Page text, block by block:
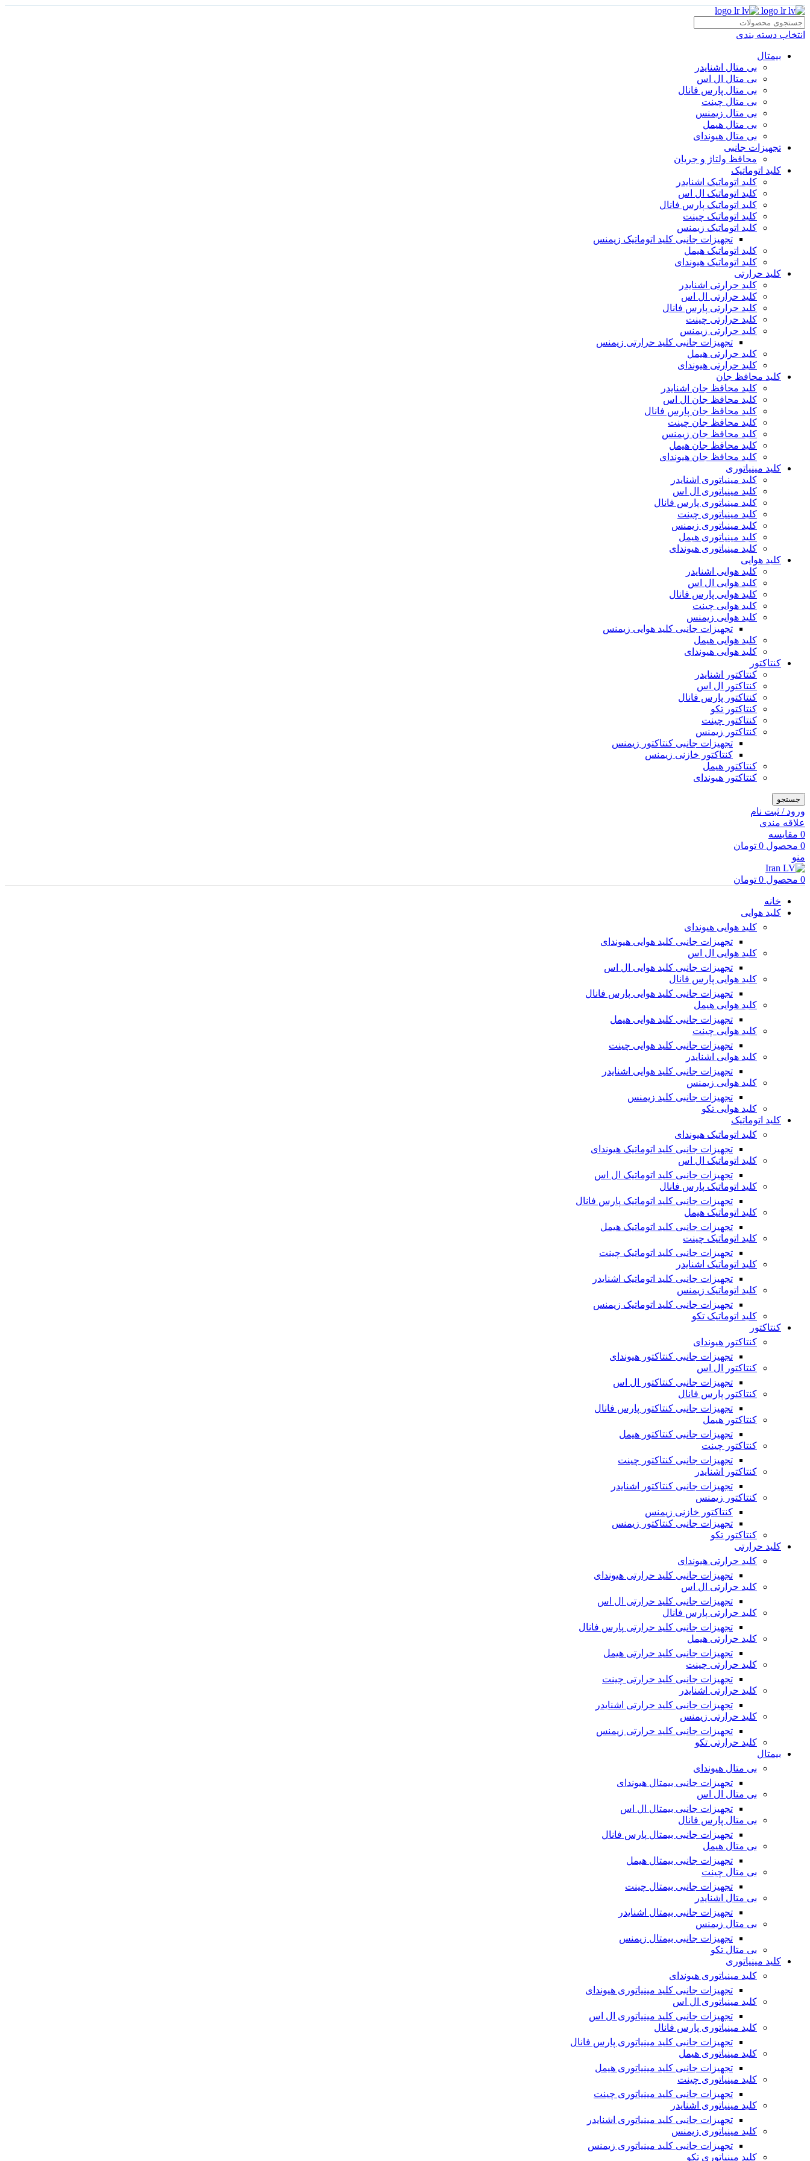
انتخاب دسته بندی
بیمتال
بی متال اشنایدر
بی متال ال اس
بی متال پارس فانال
بی متال چینت
بی متال زیمنس
بی متال هیمل
بی متال هیوندای
تجهیزات جانبی
محافظ ولتاژ و‌ جریان
کلید اتوماتیک
کلید اتوماتیک اشنایدر
کلید اتوماتیک ال اس
کلید اتوماتیک پارس فانال
کلید اتوماتیک چینت
کلید اتوماتیک زیمنس
تجهیزات جانبی کلید اتوماتیک زیمنس
کلید اتوماتیک هیمل
کلید اتوماتیک هیوندای
کلید حرارتی
کلید حرارتی اشنایدر
کلید حرارتی ال اس
کلید حرارتی پارس فانال
کلید حرارتی چینت
کلید حرارتی زیمنس
تجهیزات جانبی کلید حرارتی زیمنس
کلید حرارتی هیمل
کلید حرارتی هیوندای
کلید محافظ جان
کلید محافظ جان اشنایدر
کلید محافظ جان ال اس
کلید محافظ جان پارس فانال
کلید محافظ جان چینت
کلید محافظ جان زیمنس
کلید محافظ جان هیمل
کلید محافظ جان هیوندای
کلید مینیاتوری
کلید مینیاتوری اشنایدر
کلید مینیاتوری ال اس
کلید مینیاتوری پارس فانال
کلید مینیاتوری چینت
کلید مینیاتوری زیمنس
کلید مینیاتوری هیمل
کلید مینیاتوری هیوندای
کلید هوایی
کلید هوایی اشنایدر
کلید هوایی ال اس
کلید هوایی پارس فانال
کلید هوایی چینت
کلید هوایی زیمنس
تجهیزات جانبی کلید هوایی زیمنس
کلید هوایی هیمل
کلید هوایی هیوندای
کنتاکتور
کنتاکتور اشنایدر
کنتاکتور ال اس
کنتاکتور پارس فانال
کنتاکتور تکو
کنتاکتور چینت
کنتاکتور زیمنس
تجهیزات جانبی کنتاکتور زیمنس
کنتاکتور خازنی زیمنس
کنتاکتور هیمل
کنتاکتور هیوندای
جستجو
ورود / ثبت نام
علاقه مندی
0 مقایسه
0 محصول 0 تومان
منو
0 محصول 0 تومان
خانه
کلید هوایی
کلید هوایی هیوندای
تجهیزات جانبی کلید هوایی هیوندای
کلید هوایی ال اس
تجهیزات جانبی کلید هوایی ال اس
کلید هوایی پارس فانال
تجهیزات جانبی کلید هوایی پارس فانال
کلید هوایی هیمل
تجهیزات جانبی کلید هوایی هیمل
کلید هوایی چینت
تجهیزات جانبی کلید هوایی چینت
کلید هوایی اشنایدر
تجهیزات جانبی کلید هوایی اشنایدر
کلید هوایی زیمنس
تجهیزات جانبی کلید زیمنس
کلید هوایی تکو
کلید اتوماتیک
کلید اتوماتیک هیوندای
تجهیزات جانبی کلید اتوماتیک هیوندای
کلید اتوماتیک ال اس
تجهیزات جانبی کلید اتوماتیک ال اس
کلید اتوماتیک پارس فانال
تجهیزات جانبی کلید اتوماتیک پارس فانال
کلید اتوماتیک هیمل
تجهیزات جانبی کلید اتوماتیک هیمل
کلید اتوماتیک چینت
تجهیزات جانبی کلید اتوماتیک چینت
کلید اتوماتیک اشنایدر
تجهیزات جانبی کلید اتوماتیک اشنایدر
کلید اتوماتیک زیمنس
تجهیزات جانبی کلید اتوماتیک زیمنس
کلید اتوماتیک تکو
کنتاکتور
کنتاکتور هیوندای
تجهیزات جانبی کنتاکتور هیوندای
کنتاکتور ال اس
تجهیزات جانبی کنتاکتور ال اس
کنتاکتور پارس فانال
تجهیزات جانبی کنتاکتور پارس فانال
کنتاکتور هیمل
تجهیزات جانبی کنتاکتور هیمل
کنتاکتور چینت
تجهیزات جانبی کنتاکتور چینت
کنتاکتور اشنایدر
تجهیزات جانبی کنتاکتور اشنایدر
کنتاکتور زیمنس
کنتاکتور خازنی زیمنس
تجهیزات جانبی کنتاکتور زیمنس
کنتاکتور تکو
کلید حرارتی
کلید حرارتی هیوندای
تجهیزات جانبی کلید حرارتی هیوندای
کلید حرارتی ال اس
تجهیزات جانبی کلید حرارتی ال اس
کلید حرارتی پارس فانال
تجهیزات جانبی کلید حرارتی پارس فانال
کلید حرارتی هیمل
تجهیزات جانبی کلید حرارتی هیمل
کلید حرارتی چینت
تجهیزات جانبی کلید حرارتی چینت
کلید حرارتی اشنایدر
تجهیزات جانبی کلید حرارتی اشنایدر
کلید حرارتی زیمنس
تجهیزات جانبی کلید حرارتی زیمنس
کلید حرارتی تکو
بیمتال
بی متال هیوندای
تجهیزات جانبی بیمتال هیوندای
بی متال ال اس
تجهیزات جانبی بیمتال ال اس
بی متال پارس فانال
تجهیزات جانبی بیمتال پارس فانال
بی متال هیمل
تجهیزات جانبی بیمتال هیمل
بی متال چینت
تجهیزات جانبی بیمتال چینت
بی متال اشنایدر
تجهیزات جانبی بیمتال اشنایدر
بی متال زیمنس
تجهیزات جانبی بیمتال زیمنس
بی متال تکو
کلید مینیاتوری
کلید مینیاتوری هیوندای
تجهیزات جانبی کلید مینیاتوری هیوندای
کلید مینیاتوری ال اس
تجهیزات جانبی کلید مینیاتوری ال اس
کلید مینیاتوری پارس فانال
تجهیزات جانبی کلید مینیاتوری پارس فانال
کلید مینیاتوری هیمل
تجهیزات جانبی کلید مینیاتوری هیمل
کلید مینیاتوری چینت
تجهیزات جانبی کلید مینیاتوری چینت
کلید مینیاتوری اشنایدر
تجهیزات جانبی کلید مینیاتوری اشنایدر
کلید مینیاتوری زیمنس
تجهیزات جانبی کلید مینیاتوری زیمنس
کلید مینیاتوری تکو